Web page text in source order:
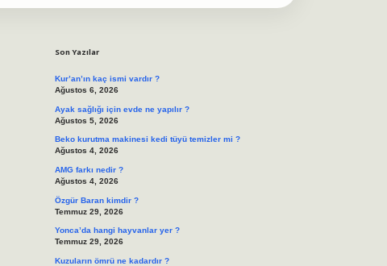
Son Yazılar
Kur’an’ın kaç ismi vardır ?
Ağustos 6, 2026
Ayak sağlığı için evde ne yapılır ?
Ağustos 5, 2026
Beko kurutma makinesi kedi tüyü temizler mi ?
Ağustos 4, 2026
AMG farkı nedir ?
Ağustos 4, 2026
Özgür Baran kimdir ?
Temmuz 29, 2026
Yonca’da hangi hayvanlar yer ?
Temmuz 29, 2026
Kuzuların ömrü ne kadardır ?